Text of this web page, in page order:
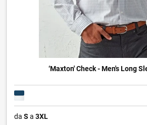
‘Maxton' Check - Men's Long
da S a 3XL